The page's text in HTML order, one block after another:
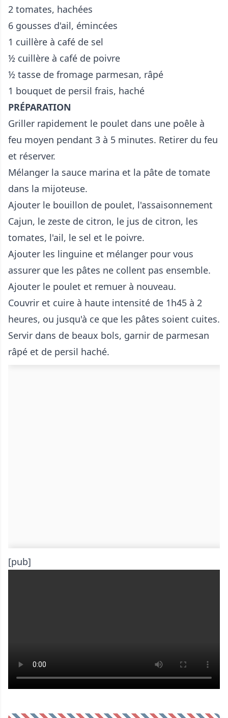
2 tomates, hachées
6 gousses d'ail, émincées
1 cuillère à café de sel
½ cuillère à café de poivre
½ tasse de fromage parmesan, râpé
1 bouquet de persil frais, haché
PRÉPARATION
Griller rapidement le poulet dans une poêle à
feu moyen pendant 3 à 5 minutes. Retirer du feu
et réserver.
Mélanger la sauce marina et la pâte de tomate
dans la mijoteuse.
Ajouter le bouillon de poulet, l'assaisonnement
Cajun, le zeste de citron, le jus de citron, les
tomates, l'ail, le sel et le poivre.
Ajouter les linguine et mélanger pour vous
assurer que les pâtes ne collent pas ensemble.
Ajouter le poulet et remuer à nouveau.
Couvrir et cuire à haute intensité de 1h45 à 2
heures, ou jusqu'à ce que les pâtes soient cuites.
Servir dans de beaux bols, garnir de parmesan
râpé et de persil haché.
[pub]